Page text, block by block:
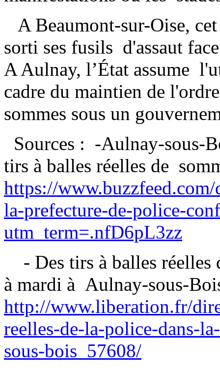
A Beaumont-sur-Oise,
sorti ses fusils d'assaut
A Aulnay, l’État assume
cadre du maintien de
sommes sous un
Sources : -Aulnay-sous-
tirs à balles réelles de
https://
la-prefecture-de-police-
utm_term=.nfD6pL3zz
- Des tirs à balles réelles
à mardi à Aulnay-sous-
http://www.liberation.fr/
reelles-de-la-police-dans-
sous-bois_57608/